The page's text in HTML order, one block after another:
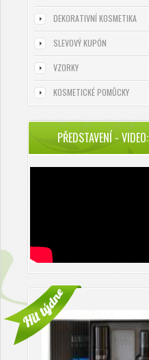
DEKORATIVNÍ KOSMETIKA
SLEVOVÝ KUPÓN
VZORKY
KOSMETICKÉ POMŮCKY
PŘEDSTAVENÍ - VIDEO: